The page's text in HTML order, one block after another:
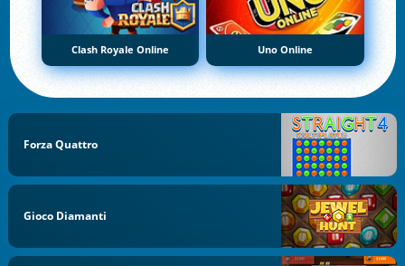
Clash Royale Online Uno Online
Forza Quattro
Gioco Diamanti